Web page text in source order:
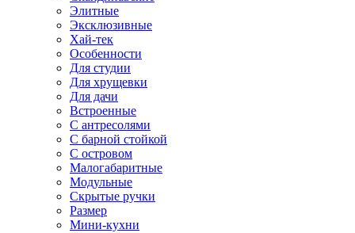
Элитные
Эксклюзивные
Хай-тек
Особенности
Для студии
Для хрущевки
Для дачи
Встроенные
С антресолями
С барной стойкой
С островом
Малогабаритные
Модульные
Скрытые ручки
Размер
Мини-кухни